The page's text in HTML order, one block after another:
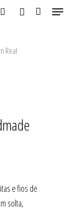
Real
e fios de
solta,